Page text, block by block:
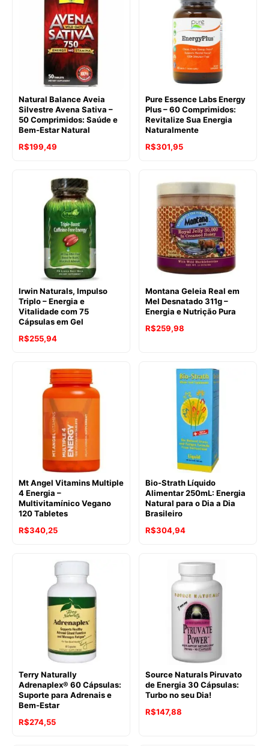
Natural Balance Aveia
Silvestre Avena Sativa –
50 Comprimidos: Saúde e
Bem-Estar Natural
R$199,49
Pure Essence Labs Energy
Plus – 60 Comprimidos:
Revitalize Sua Energia
Naturalmente
R$301,95
Irwin Naturals, Impulso
Triplo – Energia e
Vitalidade com 75
Cápsulas em Gel
R$255,94
Montana Geleia Real em
Mel Desnatado 311g –
Energia e Nutrição Pura
R$259,98
Mt Angel Vitamins Multiple
4 Energia –
Multivitamínico Vegano
120 Tabletes
R$340,25
Bio-Strath Líquido
Alimentar 250mL: Energia
Natural para o Dia a Dia
Brasileiro
R$304,94
Terry Naturally
Adrenaplex® 60 Cápsulas:
Suporte para Adrenais e
Bem-Estar
R$274,55
Source Naturals Piruvato
de Energia 30 Cápsulas:
Turbo no seu Dia!
R$147,88